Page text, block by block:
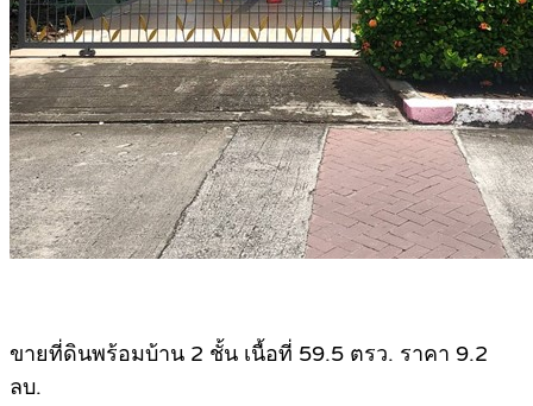
ขายที่ดินพร้อมบ้าน 2 ชั้น เนื้อที่ 59.5 ตรว. ราคา 9.2
ลบ.